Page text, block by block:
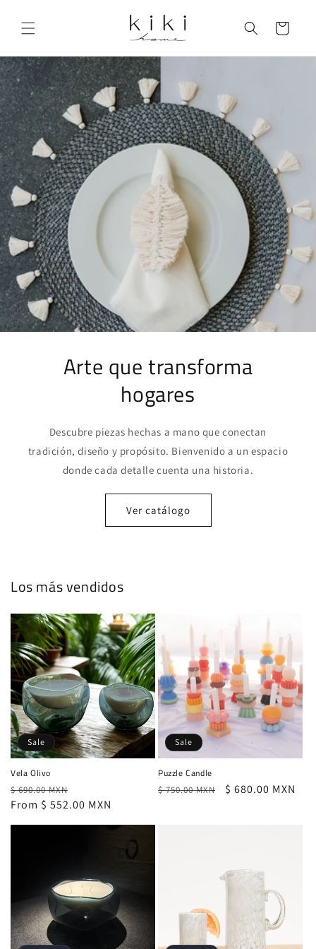
content
Cart
Arte que transforma
hogares
Descubre piezas hechas a mano que conectan
tradición, diseño y propósito. Bienvenido a un espacio
donde cada detalle cuenta una historia.
Ver catálogo
Los más vendidos
Sale
Vela Olivo
Regular
price
$ 690.00 MXN
price
From $ 552.00 MXN
Sale
Puzzle Candle
Regular
$ 750.00 MXN
Sale
$ 680.00 MXN